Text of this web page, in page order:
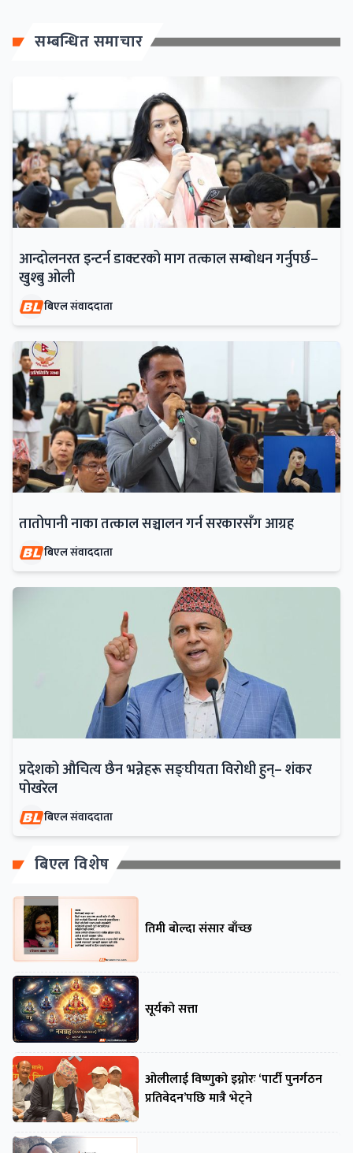
सम्बन्धित समाचार
आन्दोलनरत इन्टर्न डाक्टरको माग तत्काल सम्बोधन गर्नुपर्छ–
खुश्बु ओली
बिएल संवाददाता
तातोपानी नाका तत्काल सञ्चालन गर्न सरकारसँग आग्रह
बिएल संवाददाता
प्रदेशको औचित्य छैन भन्नेहरू सङ्घीयता विरोधी हुन्– शंकर
पोखरेल
बिएल संवाददाता
बिएल विशेष
तिमी बोल्दा संसार बाँच्छ
सूर्यको सत्ता
ओलीलाई विष्णुको इग्नोरः ‘पार्टी पुनर्गठन
प्रतिवेदन’पछि मात्रै भेट्ने